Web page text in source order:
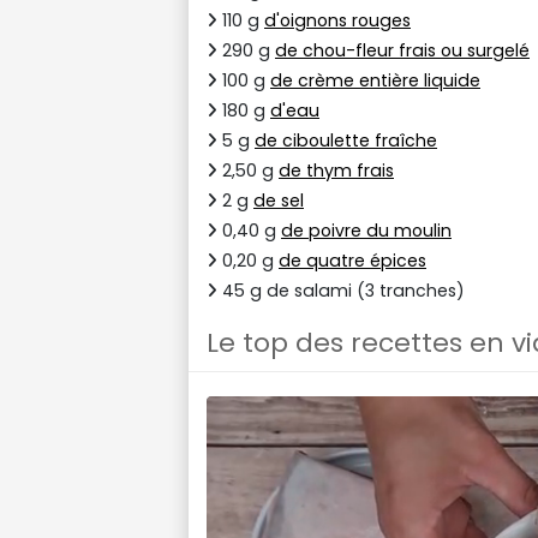
110 g d'oignons rouges
290 g de chou-fleur frais ou surgelé
100 g de crème entière liquide
180 g d'eau
5 g de ciboulette fraîche
2,50 g de thym frais
2 g de sel
0,40 g de poivre du moulin
0,20 g de quatre épices
45 g de salami (3 tranches)
Le top des recettes en